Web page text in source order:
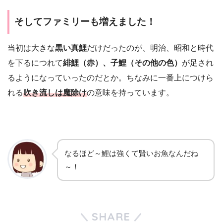
そしてファミリーも増えました！
当初は大きな黒い真鯉だけだったのが、明治、昭和と時代
を下るにつれて緋鯉（赤）、子鯉（その他の色） が足され
るようになっていったのだとか。ちなみに一番上につけら
れる吹き流しは魔除けの意味を持っています。
なるほど～鯉は強くて賢いお魚なんだね
～！
SHARE